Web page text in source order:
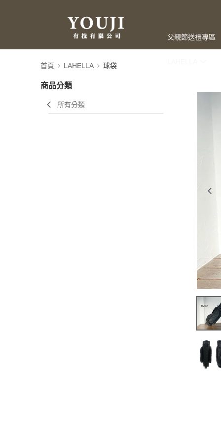
父親節送禮專區
首頁 LAHELLA 球袋
商品分類
所有分類